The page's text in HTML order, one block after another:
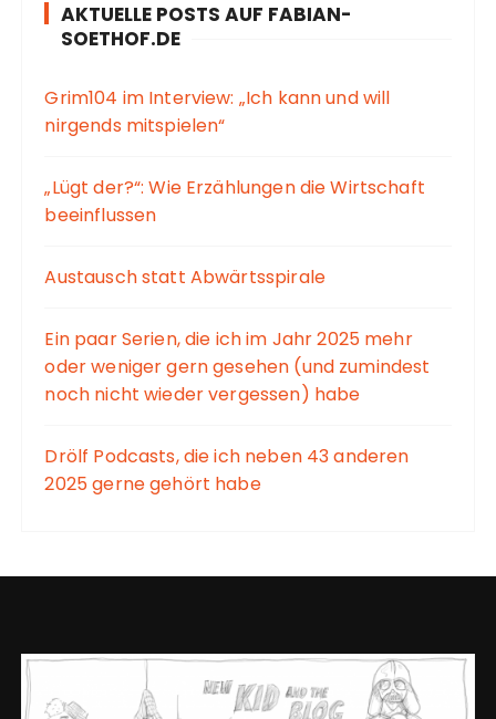
AKTUELLE POSTS AUF FABIAN-
SOETHOF.DE
Grim104 im Interview: „Ich kann und will
nirgends mitspielen“
„Lügt der?“: Wie Erzählungen die Wirtschaft
beeinflussen
Austausch statt Abwärtsspirale
Ein paar Serien, die ich im Jahr 2025 mehr
oder weniger gern gesehen (und zumindest
noch nicht wieder vergessen) habe
Drölf Podcasts, die ich neben 43 anderen
2025 gerne gehört habe